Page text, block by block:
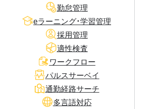
勤怠管理
eラーニング・学習管理
採用管理
適性検査
ワークフロー
パルスサーベイ
通勤経路サーチ
多言語対応